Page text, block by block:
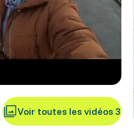
Voir toutes les vidéos 3